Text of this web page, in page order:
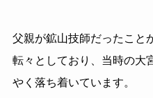
父親が鉱山技師だったこと
転々としており、当時の大
やく落ち着いています。